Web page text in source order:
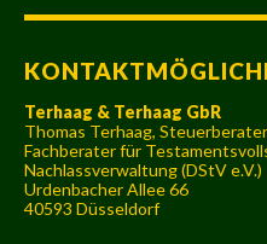
Terhaag & Terhaag GbR
Thomas Terhaag, Steuerberater
Fachberater für
Nachlassverwaltung (DStV e.V.)
Urdenbacher Allee 66
40593 Düsseldorf